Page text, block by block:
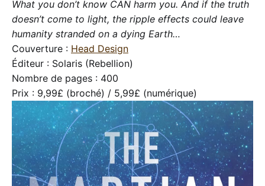
What you don’t know CAN harm you. And if the truth
doesn’t come to light, the ripple effects could leave
humanity stranded on a dying Earth…
Couverture : Head Design
Éditeur : Solaris (Rebellion)
Nombre de pages : 400
Prix : 9,99£ (broché) / 5,99£ (numérique)